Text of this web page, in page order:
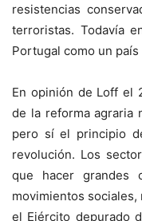
resistencias
terroristas. Todavía
Portugal como un
En opinión de Loff el
de la reforma agraria
pero sí el principio
revolución. Los
que hacer grandes
movimientos
el Ejército depurado